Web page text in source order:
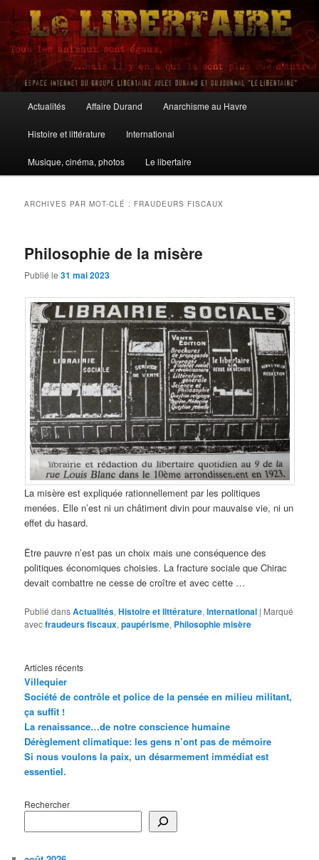
Aller
contenu
principal
Aller
contenu
secondaire
Le Libertaire
principal
Actualités Affaire Durand Anarchisme au Havre
Histoire et littérature International
Musique, cinéma, photos Le libertaire
ARCHIVES PAR MOT-CLÉ : FRAUDEURS FISCAUX
Philosophie de la misère
Publié le31 mai 2023
La misère est expliquée rationnellement par les politiques
menées. Elle n’est ni un châtiment divin pour mauvaise vie, ni un
effet du hasard.
Être pauvre n’est pas un choix mais une conséquence des
politiques économiques choisies. La fracture sociale que Chirac
devait combattre ne cesse de croître et avec cette …
Publié dansActualités,Histoire et littérature,International | Marqué
avecfraudeurs fiscaux,paupérisme, Philosophie misère
Articles récents
Villequier
Société de contrôle et police de la pensée en milieu militant,
ça suffit !
La renaissance…de notre conscience humaine
Dérèglement climatique: les gens n’ont pas de mémoire
Si nous voulons la paix, un désarmement immédiat est
essentiel.
Rechercher